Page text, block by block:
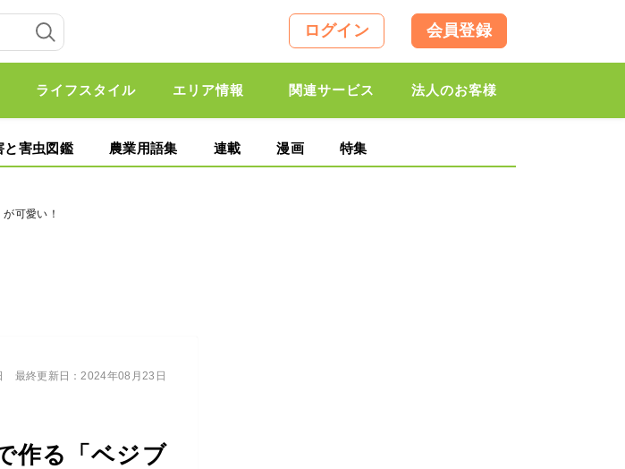
ログイン 会員登録
ライフスタイル エリア情報 関連サービス 法人のお客様
と害虫図鑑 農業用語集 連載 漫画 特集
可愛い！
作る「ベジブ
最終更新日：2024年08月23日